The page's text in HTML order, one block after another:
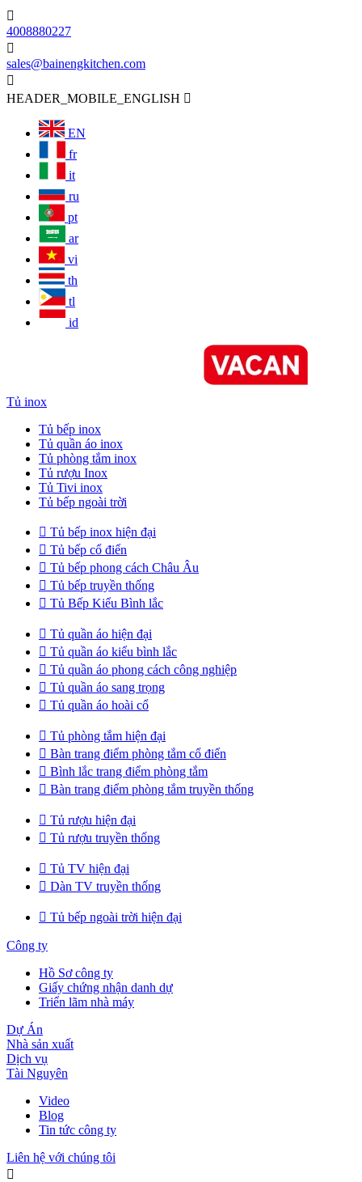

4008880227

sales@bainengkitchen.com

HEADER_MOBILE_ENGLISH 
EN
fr
it
ru
pt
ar
vi
th
tl
id
Tủ inox
Tủ bếp inox
Tủ quần áo inox
Tủ phòng tắm inox
Tủ rượu Inox
Tủ Tivi inox
Tủ bếp ngoài trời
 Tủ bếp inox hiện đại
 Tủ bếp cổ điển
 Tủ bếp phong cách Châu Âu
 Tủ bếp truyền thống
 Tủ Bếp Kiểu Bình lắc
 Tủ quần áo hiện đại
 Tủ quần áo kiểu bình lắc
 Tủ quần áo phong cách công nghiệp
 Tủ quần áo sang trọng
 Tủ quần áo hoài cổ
 Tủ phòng tắm hiện đại
 Bàn trang điểm phòng tắm cổ điển
 Bình lắc trang điểm phòng tắm
 Bàn trang điểm phòng tắm truyền thống
 Tủ rượu hiện đại
 Tủ rượu truyền thống
 Tủ TV hiện đại
 Dàn TV truyền thống
 Tủ bếp ngoài trời hiện đại
Công ty
Hồ Sơ công ty
Giấy chứng nhận danh dự
Triển lãm nhà máy
Dự Án
Nhà sản xuất
Dịch vụ
Tài Nguyên
Video
Blog
Tin tức công ty
Liên hệ với chúng tôi
